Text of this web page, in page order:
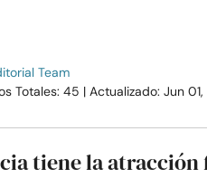
Team
Totales: 45 | Actualizado: Jun
tiene la